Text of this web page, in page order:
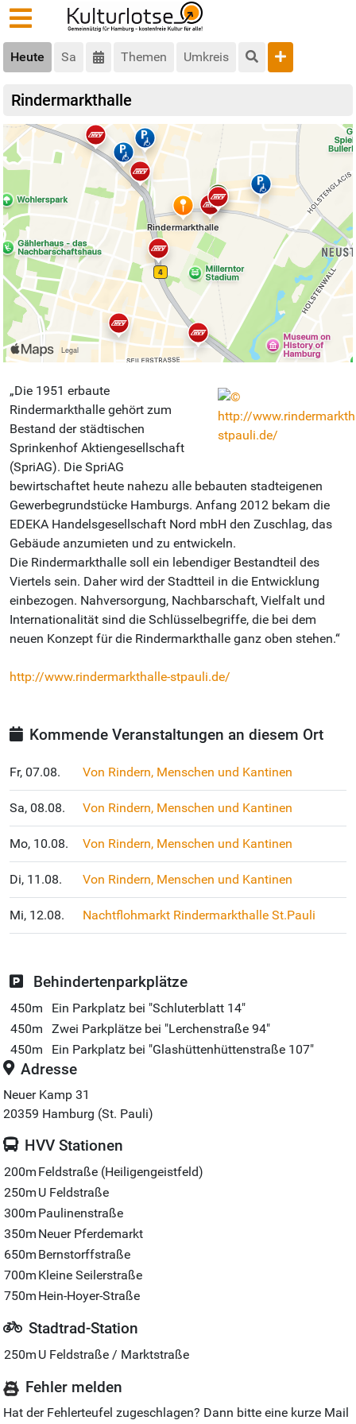
Heute Sa Themen Umkreis
Rindermarkthalle
Die 1951 erbaute
Rindermarkthalle gehört zum
Bestand der städtischen
Sprinkenhof Aktiengesellschaft
(SpriAG). Die SpriAG
bewirtschaftet heute nahezu alle bebauten stadteigenen
Gewerbegrundstücke Hamburgs. Anfang 2012 bekam die
EDEKA Handelsgesellschaft Nord mbH den Zuschlag, das
Gebäude anzumieten und zu entwickeln.
Die Rindermarkthalle soll ein lebendiger Bestandteil des
Viertels sein. Daher wird der Stadtteil in die Entwicklung
einbezogen. Nahversorgung, Nachbarschaft, Vielfalt und
Internationalität sind die Schlüsselbegriffe, die bei dem
neuen Konzept für die Rindermarkthalle ganz oben stehen.
http://www.rindermarkthalle-stpauli.de/
Kommende Veranstaltungen an diesem Ort
Fr, 07.08. Von Rindern, Menschen und Kantinen
Sa, 08.08. Von Rindern, Menschen und Kantinen
Mo, 10.08. Von Rindern, Menschen und Kantinen
Di, 11.08. Von Rindern, Menschen und Kantinen
Mi, 12.08. Nachtflohmarkt Rindermarkthalle St.Pauli
Behindertenparkplätze
450m
Ein Parkplatz bei "Schluterblatt 14"
450m
Zwei Parkplätze bei "Lerchenstraße 94"
450m
Ein Parkplatz bei "Glashüttenhüttenstraße 107"
Adresse
Neuer Kamp 31
20359 Hamburg (St. Pauli)
HVV Stationen
200m Feldstraße (Heiligengeistfeld)
250m U Feldstraße
300m Paulinenstraße
350m Neuer Pferdemarkt
650m Bernstorffstraße
700m Kleine Seilerstraße
750m Hein-Hoyer-Straße
Stadtrad-Station
250m U Feldstraße / Marktstraße
Fehler melden
Hat der Fehlerteufel zugeschlagen? Dann bitte eine kurze Mail